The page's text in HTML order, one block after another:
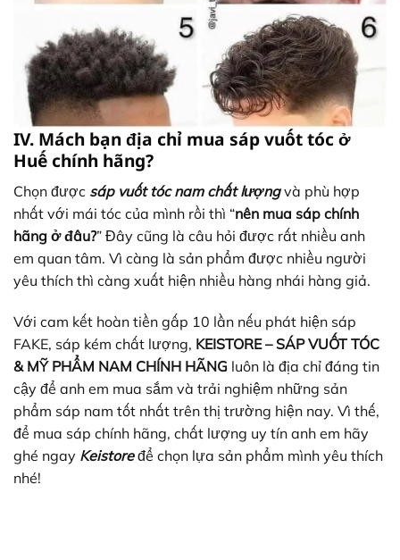
IV. Mách bạn địa chỉ mua sáp vuốt tóc ở
Huế chính hãng?
Chọn được sáp vuốt tóc nam chất lượngvà phù hợp
nhất với mái tóc của mình rồi thì “nên mua sáp chính
hãng ở đâu?” Đây cũng là câu hỏi được rất nhiều anh
em quan tâm. Vì càng là sản phẩm được nhiều người
yêu thích thì càng xuất hiện nhiều hàng nhái hàng giả.
Với cam kết hoàn tiền gấp 10 lần nếu phát hiện sáp
FAKE, sáp kém chất lượng, KEISTORE – SÁP VUỐT TÓC
& MỸ PHẨM NAM CHÍNH HÃNG luôn là địa chỉ đáng tin
cậy để anh em mua sắm và trải nghiệm những sản
phẩm sáp nam tốt nhất trên thị trường hiện nay. Vì thế,
để mua sáp chính hãng, chất lượng uy tín anh em hãy
ghé ngay Keistoređể chọn lựa sản phẩm mình yêu thích
nhé!